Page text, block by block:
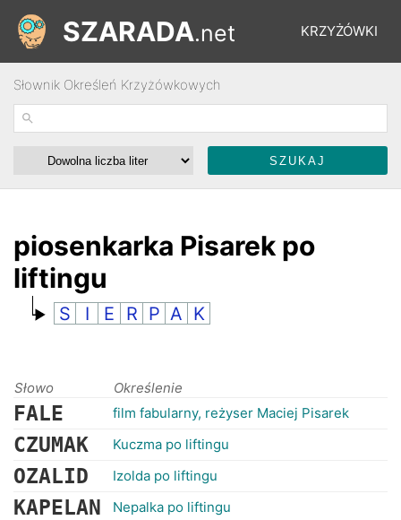
KRZYŻÓWKI
ŁAMIGŁÓWKI
RANKINGI
SZARADA.net
Słownik Określeń Krzyżówkowych
piosenkarka Pisarek po
liftingu
S I E R P A K
Słowo Określenie
FALE film fabularny, reżyser Maciej Pisarek
CZUMAK Kuczma po liftingu
OZALID Izolda po liftingu
KAPELAN Nepalka po liftingu